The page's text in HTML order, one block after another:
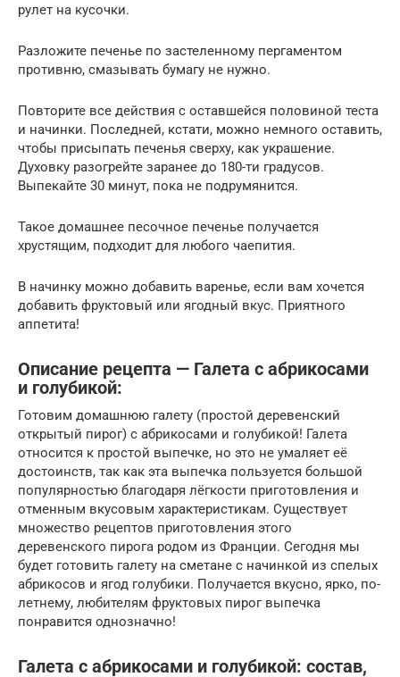
рулет на кусочки.
Разложите печенье по застеленному пергаментом
противню, смазывать бумагу не нужно.
Повторите все действия с оставшейся половиной теста
и начинки. Последней, кстати, можно немного оставить,
чтобы присыпать печенья сверху, как украшение.
Духовку разогрейте заранее до 180-ти градусов.
Выпекайте 30 минут, пока не подрумянится.
Такое домашнее песочное печенье получается
хрустящим, подходит для любого чаепития.
В начинку можно добавить варенье, если вам хочется
добавить фруктовый или ягодный вкус. Приятного
аппетита!
Описание рецепта — Галета с абрикосами
и голубикой:
Готовим домашнюю галету (простой деревенский
открытый пирог) с абрикосами и голубикой! Галета
относится к простой выпечке, но это не умаляет её
достоинств, так как эта выпечка пользуется большой
популярностью благодаря лёгкости приготовления и
отменным вкусовым характеристикам. Существует
множество рецептов приготовления этого
деревенского пирога родом из Франции. Сегодня мы
будет готовить галету на сметане с начинкой из спелых
абрикосов и ягод голубики. Получается вкусно, ярко, по-
летнему, любителям фруктовых пирог выпечка
понравится однозначно!
Галета с абрикосами и голубикой: состав,